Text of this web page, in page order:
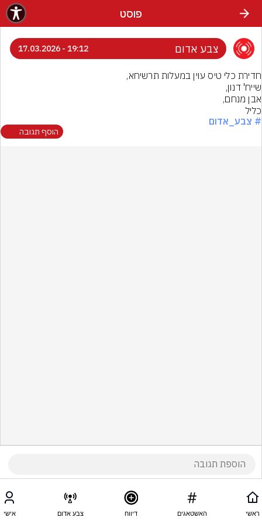
פוסט
צבע אדום 19:12 - 17.03.2026
כליל
# צבע_אדום
הוסף תגובה
ראשי האשטאגים דיווח צבע אדום אישי